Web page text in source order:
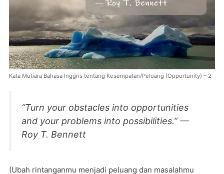
Kata Mutiara Bahasa Inggris tentang Kesempatan/Peluang (Opportunity) – 2
“Turn your obstacles into opportunities
and your problems into possibilities.” —
Roy T. Bennett
(Ubah rintanganmu menjadi peluang dan masalahmu